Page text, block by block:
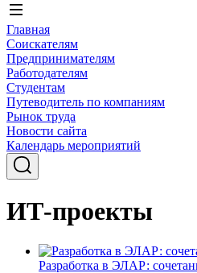
Главная
Соискателям
Предпринимателям
Работодателям
Студентам
Путеводитель по компаниям
Рынок труда
Новости сайта
Календарь мероприятий
ИТ-проекты
Разработка в ЭЛАР: